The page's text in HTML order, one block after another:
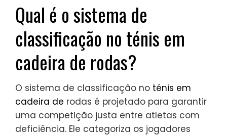
Qual é o sistema de
classificação no ténis em
cadeira de rodas?
O sistema de classificação no ténis em
cadeira de rodas é projetado para garantir
uma competição justa entre atletas com
deficiência. Ele categoriza os jogadores